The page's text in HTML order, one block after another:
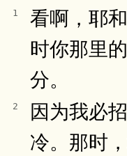
1
看啊，耶
时你那里
分。
2
因为我必
冷。那时